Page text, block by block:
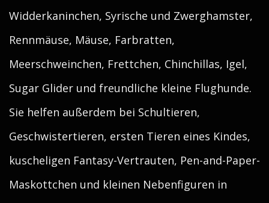
Widderkaninchen, Syrische und Zwerghamster,
Rennmäuse, Mäuse, Farbratten,
Meerschweinchen, Frettchen, Chinchillas, Igel,
Sugar Glider und freundliche kleine Flughunde.
Sie helfen außerdem bei Schultieren,
Geschwistertieren, ersten Tieren eines Kindes,
kuscheligen Fantasy-Vertrauten, Pen-and-Paper-
Maskottchen und kleinen Nebenfiguren in